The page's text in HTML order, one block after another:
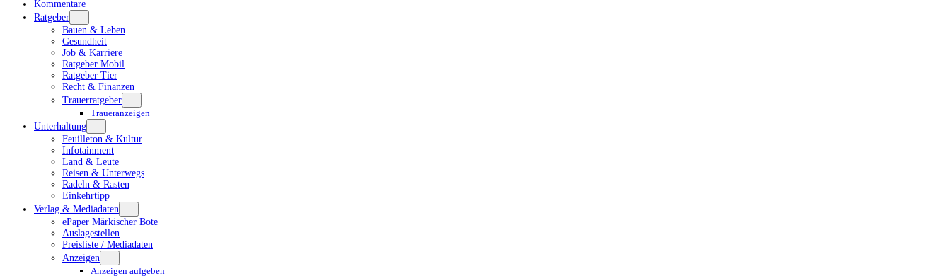
Kommentare
Ratgeber
Bauen & Leben
Gesundheit
Job & Karriere
Ratgeber Mobil
Ratgeber Tier
Recht & Finanzen
Trauerratgeber
Traueranzeigen
Unterhaltung
Feuilleton & Kultur
Infotainment
Land & Leute
Reisen & Unterwegs
Radeln & Rasten
Einkehrtipp
Verlag & Mediadaten
ePaper Märkischer Bote
Auslagestellen
Preisliste / Mediadaten
Anzeigen
Anzeigen aufgeben